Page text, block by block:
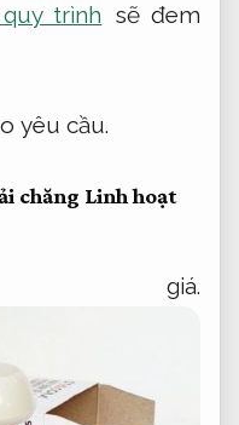
trình sẽ đem
yêu cầu.
chăng Linh hoạt
giá.